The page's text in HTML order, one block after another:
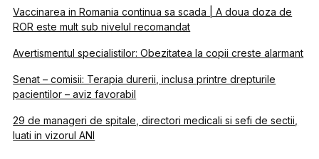
Vaccinarea in Romania continua sa scada | A doua doza de
ROR este mult sub nivelul recomandat
Avertismentul specialistilor: Obezitatea la copii creste alarmant
Senat – comisii: Terapia durerii, inclusa printre drepturile
pacientilor – aviz favorabil
29 de manageri de spitale, directori medicali si sefi de sectii,
luati in vizorul ANI